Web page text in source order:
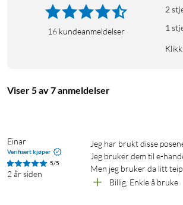
16 kundeanmeldelser
2
1
Viser 5 av 7 anmeldelser
Einar
Verifisert kjøper
5/5
2 år siden
Jeg har brukt disse posene i over ett år nå, og har kjøpt en del av dem (snart 10 pakker), og jeg er veldig fornøyd!
Jeg bruker dem til e-
Billig, Enkle å bruke